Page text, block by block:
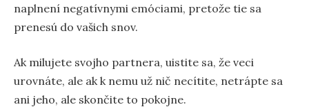
naplnení negatívnymi emóciami, pretože tie sa
prenesú do vašich snov.
Ak milujete svojho partnera, uistite sa, že veci
urovnáte, ale ak k nemu už nič necítite, netrápte sa
ani jeho, ale skončite to pokojne.